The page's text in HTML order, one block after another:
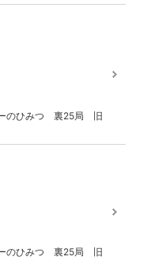
ーのひみつ 裏25局 旧
ーのひみつ 裏25局 旧